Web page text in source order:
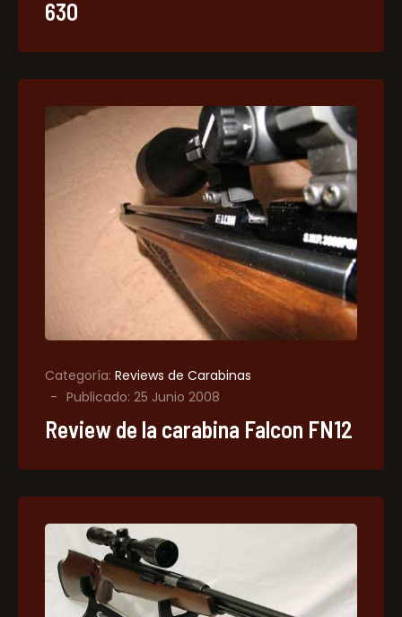
630
Categoría: Reviews de Carabinas
Publicado: 25 Junio 2008
Review de la carabina Falcon FN12